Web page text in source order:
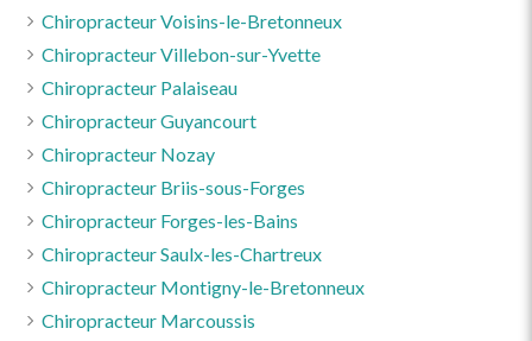
Chiropracteur Voisins-le-Bretonneux
Chiropracteur Villebon-sur-Yvette
Chiropracteur Palaiseau
Chiropracteur Guyancourt
Chiropracteur Nozay
Chiropracteur Briis-sous-Forges
Chiropracteur Forges-les-Bains
Chiropracteur Saulx-les-Chartreux
Chiropracteur Montigny-le-Bretonneux
Chiropracteur Marcoussis